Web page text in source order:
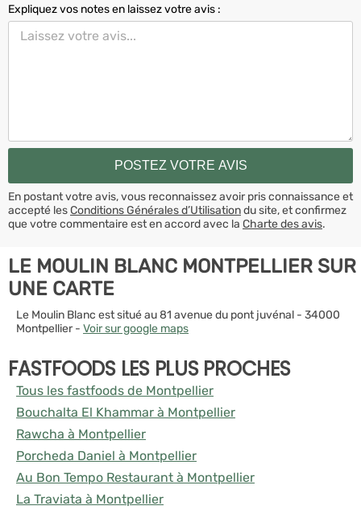
Expliquez vos notes en laissez votre avis :
En postant votre avis, vous reconnaissez avoir pris connaissance et
accepté lesConditions Générales d’Utilisationdu site, et confirmez
que votre commentaire est en accord avec la Charte des avis.
LE MOULIN BLANC MONTPELLIER SUR
UNE CARTE
Le Moulin Blanc est situé au 81 avenue du pont juvénal - 34000
Montpellier - Voir sur google maps
FASTFOODS LES PLUS PROCHES
Tous les fastfoods de Montpellier
Bouchalta El Khammar à Montpellier
Rawcha à Montpellier
Porcheda Daniel à Montpellier
Au Bon Tempo Restaurant à Montpellier
La Traviata à Montpellier